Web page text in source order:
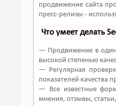
продвижение сайта
пресс-релизы -
Что умеет делать
— Продвижение в один
высокой степенью
— Регулярная
показателей качества
— Все известные
мнения, отзывы,